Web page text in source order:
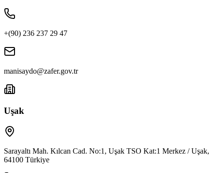
+(90) 236 237 29 47
manisaydo@zafer.gov.tr
Uşak
Sarayaltı Mah. Kılcan Cad. No:1, Uşak TSO Kat:1 Merkez / Uşak,
64100 Türkiye